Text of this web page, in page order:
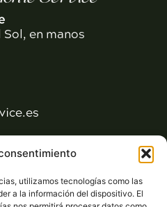
utilizamos tecnologías como las
a la información del dispositivo. El
Sol, en manos